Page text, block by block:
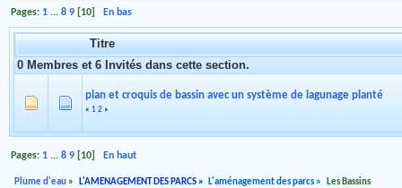
Pages: 1 ...8 9 [10]En bas
Titre
0 Membres et 6 Invités dans cette section.
plan et croquis de bassin avec un système de lagunage planté
« 1 2 »
Pages: 1 ...8 9 [10] En haut
Plume d'eau » L'AMENAGEMENT DES PARCS» L'aménagement des parcs » Les Bassins